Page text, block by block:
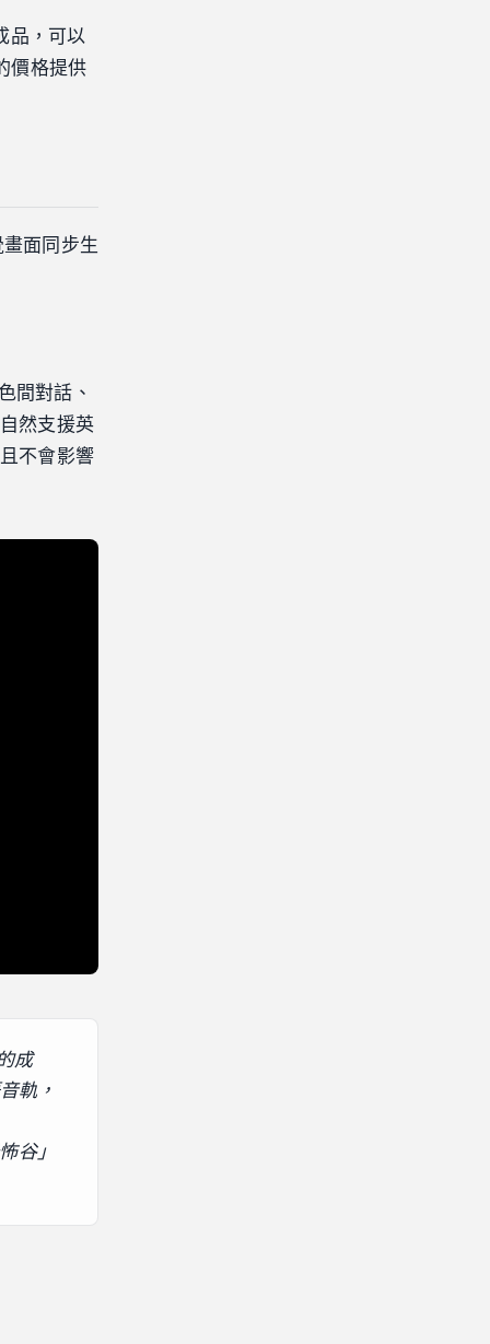
品，可以
價格提供
面同步生
間對話、
然支援英
不會影響
成
軌，
谷」